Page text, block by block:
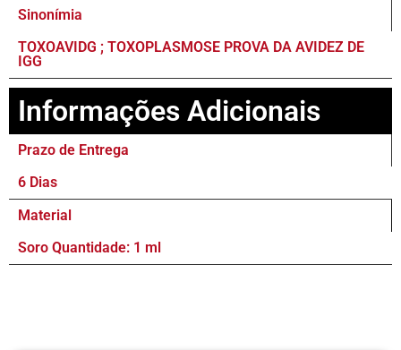
Sinonímia
TOXOAVIDG ; TOXOPLASMOSE PROVA DA AVIDEZ DE
IGG
Informações Adicionais
Prazo de Entrega
6 Dias
Material
Soro Quantidade: 1 ml